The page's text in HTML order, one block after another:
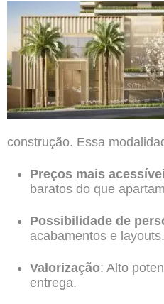
construção. Essa
Preços mais
baratos do que
Possibilidade de
acabamentos e layouts.
Valorização: Alto
entrega.